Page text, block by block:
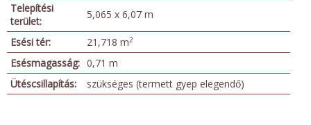
Telepítési
terület:
5,065 x 6,07 m
Esési tér: 21,718 m2
Esésmagasság: 0,71 m
Ütéscsillapítás:
szükséges (termett gyep elegendő)